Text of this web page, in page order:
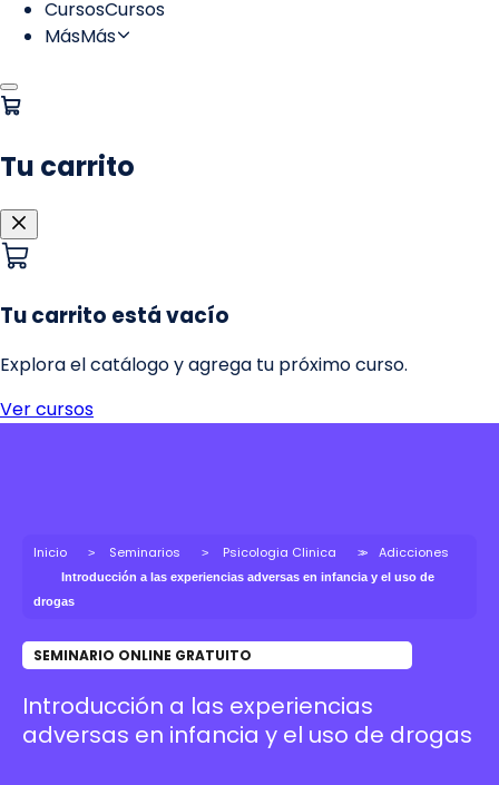
Inicio Seminarios Psicologia Clinica Adicciones
Introducción a las experiencias adversas en infancia y el uso de
drogas
SEMINARIO ONLINE GRATUITO
Introducción a las experiencias
adversas en infancia y el uso de drogas